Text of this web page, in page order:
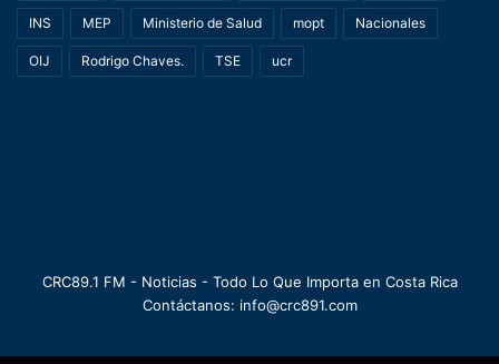
INS MEP Ministerio de Salud mopt Nacionales
OIJ Rodrigo Chaves. TSE ucr
CRC89.1 FM - Noticias - Todo Lo Que Importa en Costa Rica
Contáctanos: info@crc891.com